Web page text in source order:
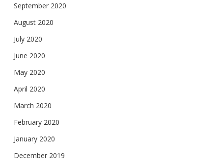
September 2020
August 2020
July 2020
June 2020
May 2020
April 2020
March 2020
February 2020
January 2020
December 2019